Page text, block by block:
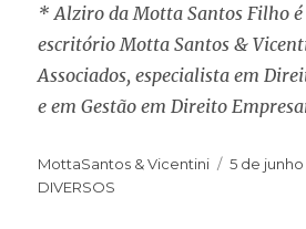
* Alziro da Motta Santos Filho
escritório Motta Santos &
Associados, especialista em
e em Gestão em Direito
MottaSantos & Vicentini
5 de junho
DIVERSOS